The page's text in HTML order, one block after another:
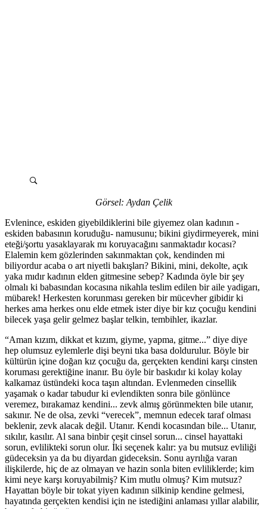
Görsel: Aydan Çelik
Evlenince, eskiden giyebildiklerini bile giyemez olan kadının -
eskiden babasının koruduğu- namusunu; bikini giydirmeyerek, mini
eteği/şortu yasaklayarak mı koruyacağını sanmaktadır kocası?
Elalemin kem gözlerinden sakınmaktan çok, kendinden mi
biliyordur acaba o art niyetli bakışları? Bikini, mini, dekolte, açık
yaka mıdır kadının elden gitmesine sebep? Kadında öyle bir şey
olmalı ki babasından kocasına nikahla teslim edilen bir aile yadigarı,
mübarek! Herkesten korunması gereken bir mücevher gibidir ki
herkes ama herkes onu elde etmek ister diye bir kız çocuğu kendini
bilecek yaşa gelir gelmez başlar telkin, tembihler, ikazlar.
“Aman kızım, dikkat et kızım, giyme, yapma, gitme...” diye diye
hep olumsuz eylemlerle dişi beyni tıka basa doldurulur. Böyle bir
kültürün içine doğan kız çocuğu da, gerçekten kendini karşı cinsten
koruması gerektiğine inanır. Bu öyle bir baskıdır ki kolay kolay
kalkamaz üstündeki koca taşın altından. Evlenmeden cinsellik
yaşamak o kadar tabudur ki evlendikten sonra bile gönlünce
veremez, bırakamaz kendini... zevk almış görünmekten bile utanır,
sakınır. Ne de olsa, zevki “verecek”, memnun edecek taraf olması
beklenir, zevk alacak değil. Utanır. Kendi kocasından bile... Utanır,
sıkılır, kasılır. Al sana binbir çeşit cinsel sorun... cinsel hayattaki
sorun, evlilikteki sorun olur. İki seçenek kalır: ya bu mutsuz evliliği
güdeceksin ya da bu diyardan gideceksin. Sonu ayrılığa varan
ilişkilerde, hiç de az olmayan ve hazin sonla biten evliliklerde; kim
kimi neye karşı koruyabilmiş? Kim mutlu olmuş? Kim mutsuz?
Hayattan böyle bir tokat yiyen kadının silkinip kendine gelmesi,
hayatında gerçekten kendisi için ne istediğini anlaması yıllar alabilir,